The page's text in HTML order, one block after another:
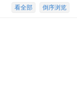
倒序浏览
看全部